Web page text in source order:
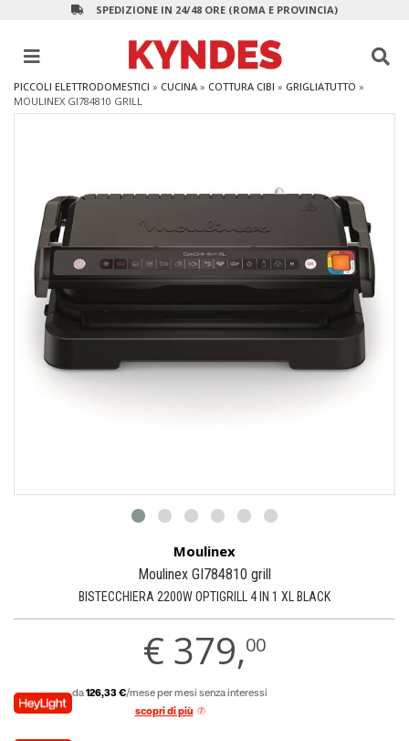
SPEDIZIONE IN 24/48 ORE (ROMA E PROVINCIA)
PICCOLI ELETTRODOMESTICI » CUCINA » COTTURA CIBI » GRIGLIATUTTO »
MOULINEX GI784810 GRILL
Moulinex
Moulinex GI784810 grill
BISTECCHIERA 2200W OPTIGRILL 4 IN 1 XL BLACK
€ 379,00
da126,33 €/mese per mesi senza interessi
scopri di più